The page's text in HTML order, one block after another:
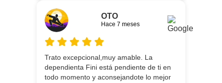
OTO
Hace 7 meses
Trato excepcional,muy amable. La
dependienta Fini está pendiente de ti en
todo momento y aconsejandote lo mejor